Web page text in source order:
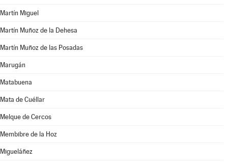
Martín Miguel
Martín Muñoz de la Dehesa
Martín Muñoz de las Posadas
Marugán
Matabuena
Mata de Cuéllar
Melque de Cercos
Membibre de la Hoz
Migueláñez